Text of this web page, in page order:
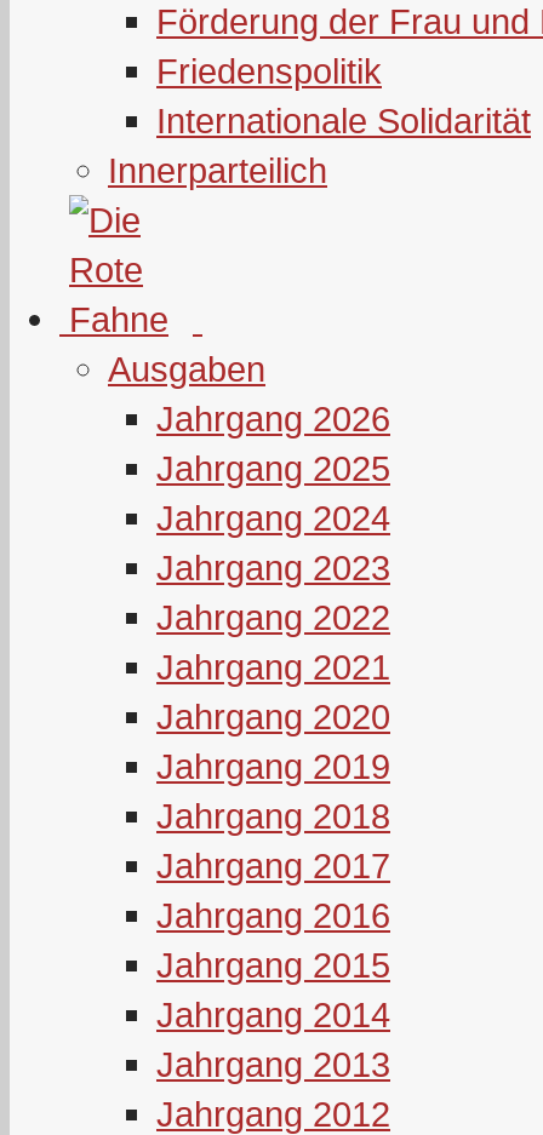
Förderung der Frau und
Friedenspolitik
Internationale Solidarität
Innerparteilich
Ausgaben
Jahrgang 2026
Jahrgang 2025
Jahrgang 2024
Jahrgang 2023
Jahrgang 2022
Jahrgang 2021
Jahrgang 2020
Jahrgang 2019
Jahrgang 2018
Jahrgang 2017
Jahrgang 2016
Jahrgang 2015
Jahrgang 2014
Jahrgang 2013
Jahrgang 2012